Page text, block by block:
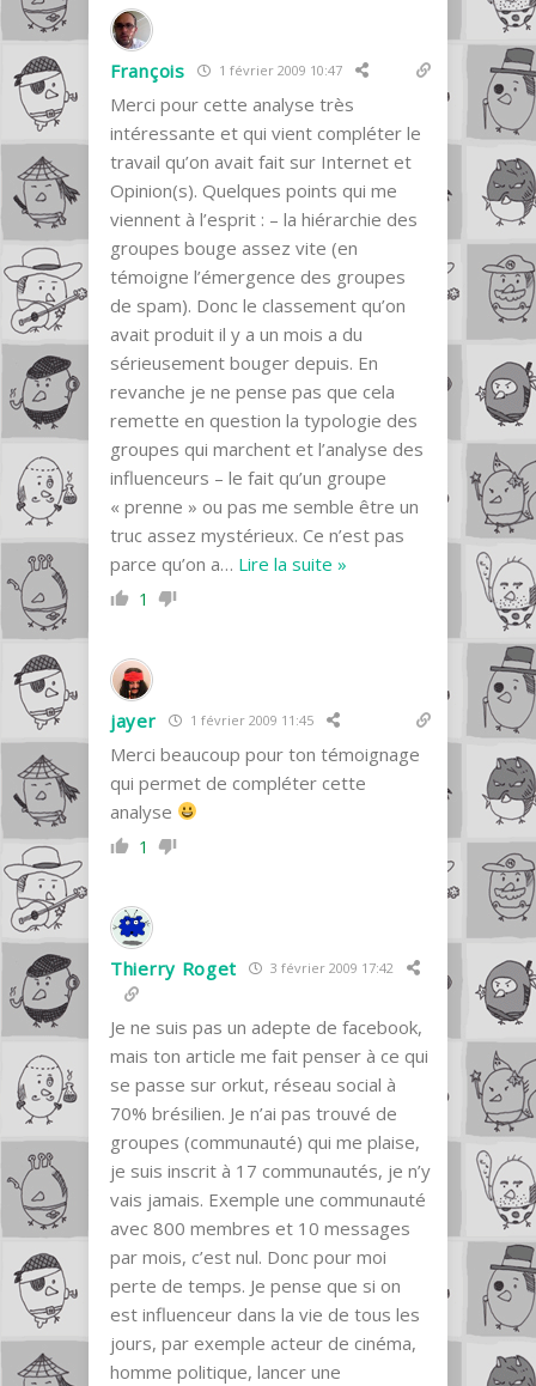
François 1 février 2009 10:47
Merci pour cette analyse très
intéressante et qui vient compléter le
travail qu’on avait fait sur Internet et
Opinion(s). Quelques points qui me
viennent à l’esprit : – la hiérarchie des
groupes bouge assez vite (en
témoigne l’émergence des groupes
de spam). Donc le classement qu’on
avait produit il y a un mois a du
sérieusement bouger depuis. En
revanche je ne pense pas que cela
remette en question la typologie des
groupes qui marchent et l’analyse des
influenceurs – le fait qu’un groupe
« prenne » ou pas me semble être un
truc assez mystérieux. Ce n’est pas
parce qu’on a… Lire la suite »
1
jayer 1 février 2009 11:45
Merci beaucoup pour ton témoignage
qui permet de compléter cette
analyse
1
Thierry Roget 3 février 2009 17:42
Je ne suis pas un adepte de facebook,
mais ton article me fait penser à ce qui
se passe sur orkut, réseau social à
70% brésilien. Je n’ai pas trouvé de
groupes (communauté) qui me plaise,
je suis inscrit à 17 communautés, je n’y
vais jamais. Exemple une communauté
avec 800 membres et 10 messages
par mois, c’est nul. Donc pour moi
perte de temps. Je pense que si on
est influenceur dans la vie de tous les
jours, par exemple acteur de cinéma,
homme politique, lancer une